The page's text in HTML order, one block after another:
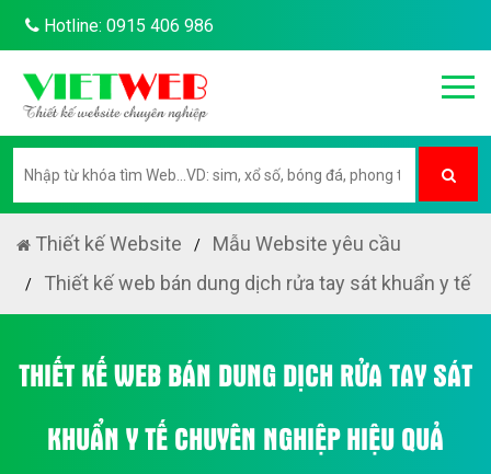
Hotline: 0915 406 986
Thiết kế Website
Mẫu Website yêu cầu
Thiết kế web bán dung dịch rửa tay sát khuẩn y tế
THIẾT KẾ WEB BÁN DUNG DỊCH RỬA TAY SÁT
KHUẨN Y TẾ CHUYÊN NGHIỆP HIỆU QUẢ